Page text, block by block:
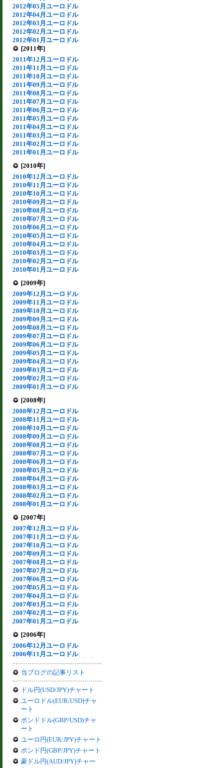
2012年05月ユーロドル
2012年04月ユーロドル
2012年03月ユーロドル
2012年02月ユーロドル
2012年01月ユーロドル
[2011年]
2011年12月ユーロドル
2011年11月ユーロドル
2011年10月ユーロドル
2011年09月ユーロドル
2011年08月ユーロドル
2011年07月ユーロドル
2011年06月ユーロドル
2011年05月ユーロドル
2011年04月ユーロドル
2011年03月ユーロドル
2011年02月ユーロドル
2011年01月ユーロドル
[2010年]
2010年12月ユーロドル
2010年11月ユーロドル
2010年10月ユーロドル
2010年09月ユーロドル
2010年08月ユーロドル
2010年07月ユーロドル
2010年06月ユーロドル
2010年05月ユーロドル
2010年04月ユーロドル
2010年03月ユーロドル
2010年02月ユーロドル
2010年01月ユーロドル
[2009年]
2009年12月ユーロドル
2009年11月ユーロドル
2009年10月ユーロドル
2009年09月ユーロドル
2009年08月ユーロドル
2009年07月ユーロドル
2009年06月ユーロドル
2009年05月ユーロドル
2009年04月ユーロドル
2009年03月ユーロドル
2009年02月ユーロドル
2009年01月ユーロドル
[2008年]
2008年12月ユーロドル
2008年11月ユーロドル
2008年10月ユーロドル
2008年09月ユーロドル
2008年08月ユーロドル
2008年07月ユーロドル
2008年06月ユーロドル
2008年05月ユーロドル
2008年04月ユーロドル
2008年03月ユーロドル
2008年02月ユーロドル
2008年01月ユーロドル
[2007年]
2007年12月ユーロドル
2007年11月ユーロドル
2007年10月ユーロドル
2007年09月ユーロドル
2007年08月ユーロドル
2007年07月ユーロドル
2007年06月ユーロドル
2007年05月ユーロドル
2007年04月ユーロドル
2007年03月ユーロドル
2007年02月ユーロドル
2007年01月ユーロドル
[2006年]
2006年12月ユーロドル
2006年11月ユーロドル
当ブログの記事リスト
ドル円(USD/JPY)チャート
ユーロドル(EUR/USD)チャ
ート
ポンドドル(GBP/USD)チャ
ート
ユーロ円(EUR/JPY)チャート
ポンド円(GBP/JPY)チャート
豪ドル円(AUD/JPY)チャー